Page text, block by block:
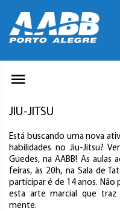
JIU-JITSU
Está buscando uma nova
habilidades no Jiu-Jitsu?
Guedes, na AABB! As aulas
feiras, às 20h, na Sala de
participar é de 14 anos. Não
esta arte marcial que
mente.